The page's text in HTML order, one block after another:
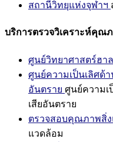
สถานีวิทยุแห่งจุฬาฯ
บริการตรวจวิเคราะห์คุณ
ศูนย์วิทยาศาสตร์ฮา
ศูนย์ความเป็นเลิศด้
อันตราย ศูนย์ความเ
เสียอันตราย
ตรวจสอบคุณภาพสิ่
แวดล้อม